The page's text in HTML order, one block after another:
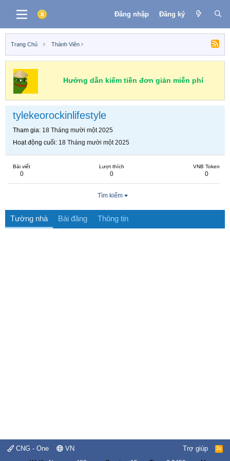
Đăng nhập Đăng ký
Trang Chủ Thành Viên
Hướng dẫn kiếm tiền đơn giản miễn phí
tylekeorockinlifestyle
Tham gia 18 Tháng mười một 2025
Hoạt động cuối 18 Tháng mười một 2025
Bài viết
0
Lượt thích
0
VNB Token
0
Tìm kiếm
Tường nhà Bài đăng Thông tin
CNG - One VN Trợ giúp
R